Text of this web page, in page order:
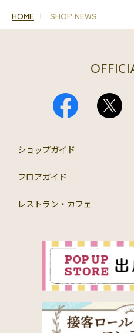
HOME SHOP NEWS
ショップガイド
フロアガイド
レストラン・カフェ